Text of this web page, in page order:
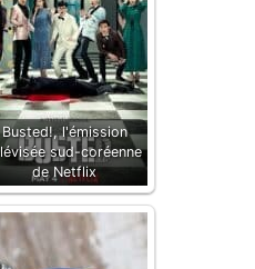
Busted!, l'émission
sud-coréenne
de Netflix